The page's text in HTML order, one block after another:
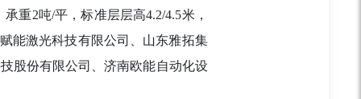
重2吨/平，标准层层高4.2/4.5米，
能激光科技有限公司、山东雅拓集
股份有限公司、济南欧能自动化设